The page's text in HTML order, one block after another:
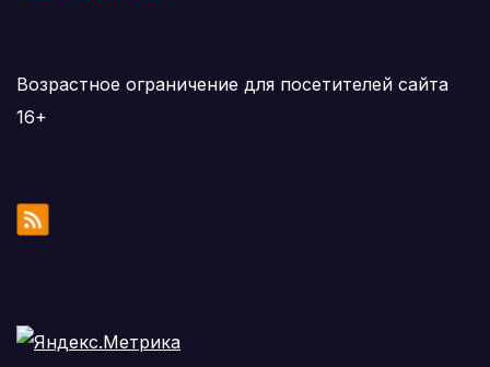
Возрастное ограничение для посетителей сайта
16+